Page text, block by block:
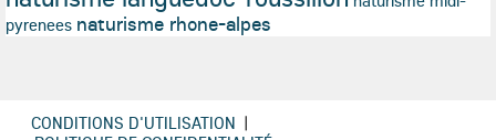
pyrenees naturisme rhone-alpes
CONDITIONS D'UTILISATION |